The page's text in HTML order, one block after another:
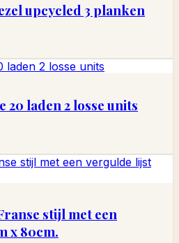
upcycled 3 planken
20 laden 2 losse units
stijl met een
x 80cm.